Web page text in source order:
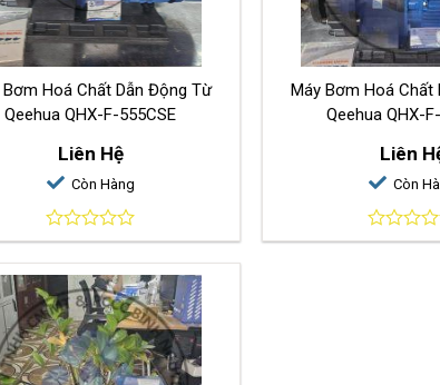
Bơm Hoá Chất Dẫn Động Từ
Qeehua QHX-F-555CSE
Liên Hệ
Còn Hàng
0
out
of
5
Máy Bơm Hoá Chất
Qeehua QHX-
Liên
Còn
0